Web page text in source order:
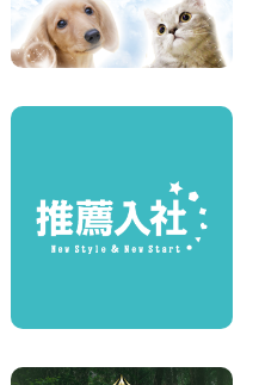
か?? 兵庫県 加古川店
100円レンタカー 加古川
2026年08月06日
GL!!クルーズコントロ
〜!! 福島県 福島笹木野
2026年08月05日
円※※荷物運びに最適
カー!! 出雲ドーム前店
ム前店